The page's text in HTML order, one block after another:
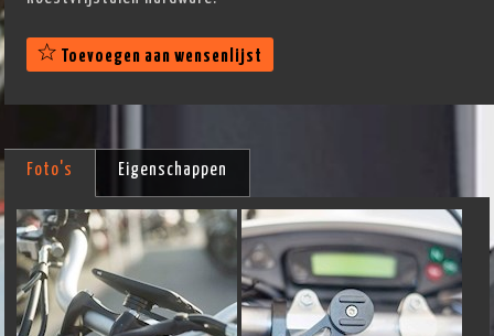
Toevoegen aan wensenlijst
Foto's Eigenschappen